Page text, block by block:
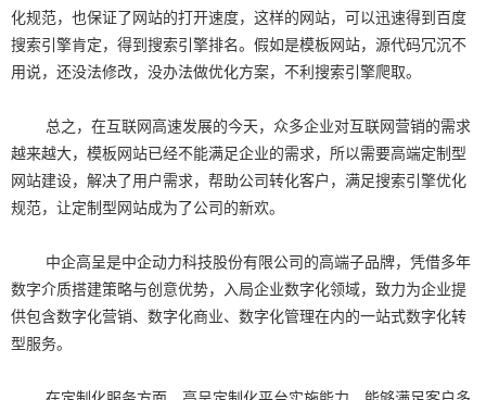
化规范，也保证了网站的打开速度，这样的网站，可以迅速得到百度
搜索引擎肯定，得到搜索引擎排名。假如是模板网站，源代码冗沉不
用说，还没法修改，没办法做优化方案，不利搜索引擎爬取。
总之，在互联网高速发展的今天，众多企业对互联网营销的需求
越来越大，模板网站已经不能满足企业的需求，所以需要高端定制型
网站建设，解决了用户需求，帮助公司转化客户，满足搜索引擎优化
规范，让定制型网站成为了公司的新欢。
中企高呈是中企动力科技股份有限公司的高端子品牌，凭借多年
数字介质搭建策略与创意优势，入局企业数字化领域，致力为企业提
供包含数字化营销、数字化商业、数字化管理在内的一站式数字化转
型服务。